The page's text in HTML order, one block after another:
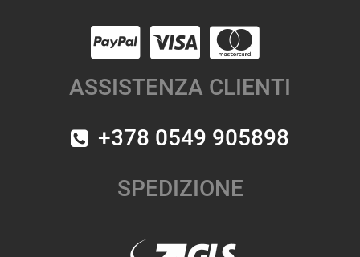
ASSISTENZA CLIENTI
+378 0549 905898
SPEDIZIONE